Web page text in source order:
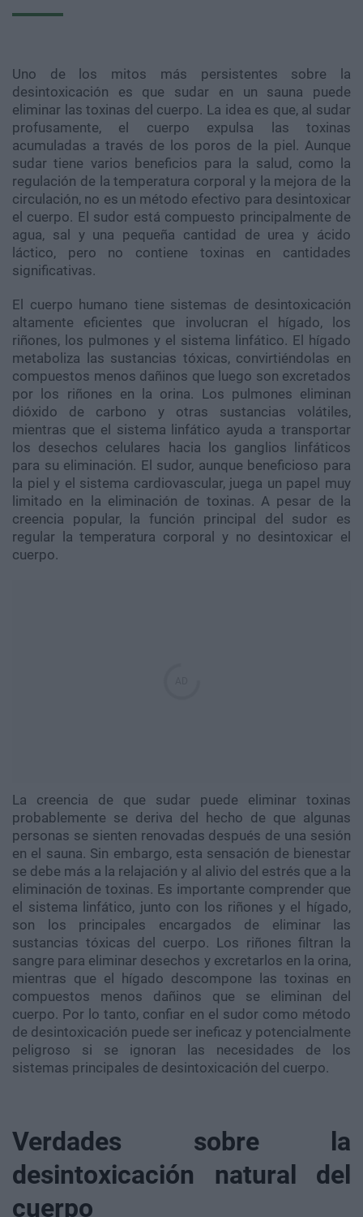
Uno de los mitos más persistentes sobre la
desintoxicación es que sudar en un sauna puede
eliminar las toxinas del cuerpo. La idea es que, al sudar
profusamente, el cuerpo expulsa las toxinas
acumuladas a través de los poros de la piel. Aunque
sudar tiene varios beneficios para la salud, como la
regulación de la temperatura corporal y la mejora de la
circulación, no es un método efectivo para desintoxicar
el cuerpo. El sudor está compuesto principalmente de
agua, sal y una pequeña cantidad de urea y ácido
láctico, pero no contiene toxinas en cantidades
significativas.
El cuerpo humano tiene sistemas de desintoxicación
altamente eficientes que involucran el hígado, los
riñones, los pulmones y el sistema linfático. El hígado
metaboliza las sustancias tóxicas, convirtiéndolas en
compuestos menos dañinos que luego son excretados
por los riñones en la orina. Los pulmones eliminan
dióxido de carbono y otras sustancias volátiles,
mientras que el sistema linfático ayuda a transportar
los desechos celulares hacia los ganglios linfáticos
para su eliminación. El sudor, aunque beneficioso para
la piel y el sistema cardiovascular, juega un papel muy
limitado en la eliminación de toxinas. A pesar de la
creencia popular, la función principal del sudor es
regular la temperatura corporal y no desintoxicar el
cuerpo.
La creencia de que sudar puede eliminar toxinas
probablemente se deriva del hecho de que algunas
personas se sienten renovadas después de una sesión
en el sauna. Sin embargo, esta sensación de bienestar
se debe más a la relajación y al alivio del estrés que a la
eliminación de toxinas. Es importante comprender que
el sistema linfático, junto con los riñones y el hígado,
son los principales encargados de eliminar las
sustancias tóxicas del cuerpo. Los riñones filtran la
sangre para eliminar desechos y excretarlos en la orina,
mientras que el hígado descompone las toxinas en
compuestos menos dañinos que se eliminan del
cuerpo. Por lo tanto, confiar en el sudor como método
de desintoxicación puede ser ineficaz y potencialmente
peligroso si se ignoran las necesidades de los
sistemas principales de desintoxicación del cuerpo.
Verdades sobre la
desintoxicación natural del
cuerpo